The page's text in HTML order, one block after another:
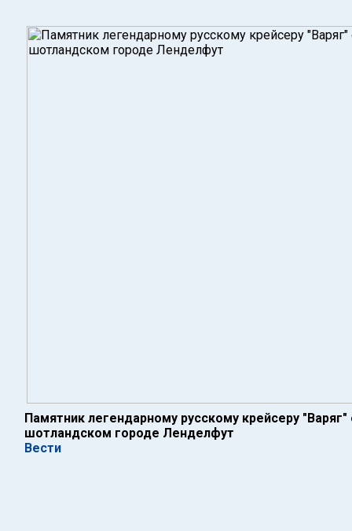
Памятник легендарному русскому крейсеру
шотландском городе Ленделфут
Вести